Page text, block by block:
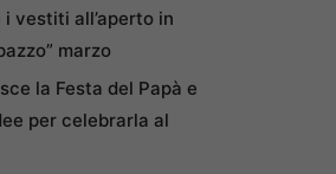
vestiti all’aperto in
marzo
la Festa del Papà e
per celebrarla al